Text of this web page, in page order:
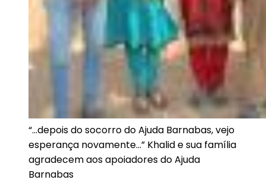
“…depois do socorro do Ajuda Barnabas, vejo
esperança novamente…” Khalid e sua família
agradecem aos apoiadores do Ajuda
Barnabas